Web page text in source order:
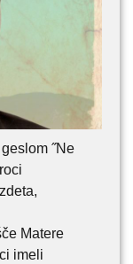
˝Ne
Matere
imeli